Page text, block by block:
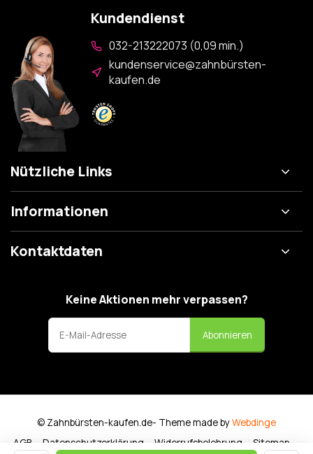
Kundendienst
032-213222073 (0,09 min.)
kundenservice@zahnbürsten-
kaufen.de
Nützliche Links
Informationen
Kontaktdaten
Keine Aktionen mehr verpassen?
Abonnieren
AGB Datenschutzerklärung Widerrufsbelehrung Sitemap
© Zahnbürsten-kaufen.de- Theme made byWebdinge